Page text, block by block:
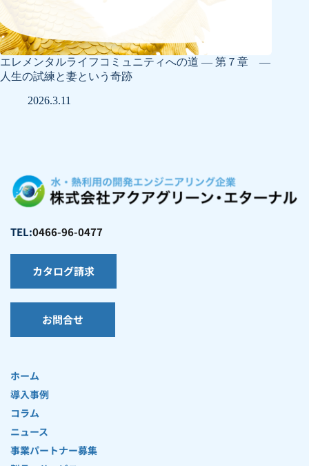
エレメンタルライフコミュニティへの道 ― 第７章 ―
人生の試練と妻という奇跡
2026.3.11
TEL:0466-96-0477
カタログ請求
お問合せ
ホーム
導入事例
コラム
ニュース
事業パートナー募集